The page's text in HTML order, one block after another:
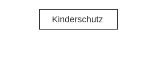
Kinderschutz